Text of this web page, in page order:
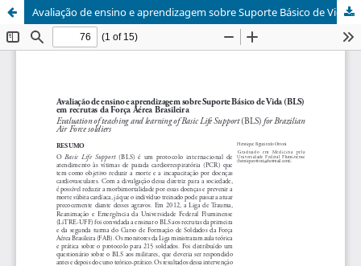
Avaliação de ensino e aprendizagem sobre Suporte Básico de Vida (BLS) em recrutas da Força Aérea Brasileira